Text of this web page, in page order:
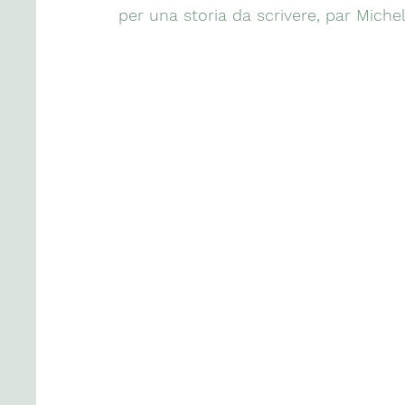
per una storia da scrivere, par